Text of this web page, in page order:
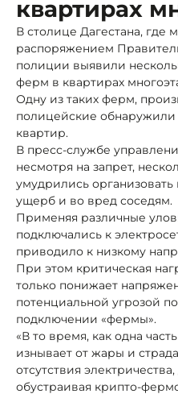
квартирах
В столице Дагестана, где
распоряжением
полиции выявили
ферм в квартирах
Одну из таких ферм,
полицейские
квартир.
В пресс-службе
несмотря на запрет,
умудрились организовать
ущерб и во вред соседям.
Применяя различные
подключались к
приводило к низкому
При этом критическая
только понижает
потенциальной угрозой
подключении «фермы».
«В то время, как одна
изнывает от жары и
отсутствия
обустраивая крипто-